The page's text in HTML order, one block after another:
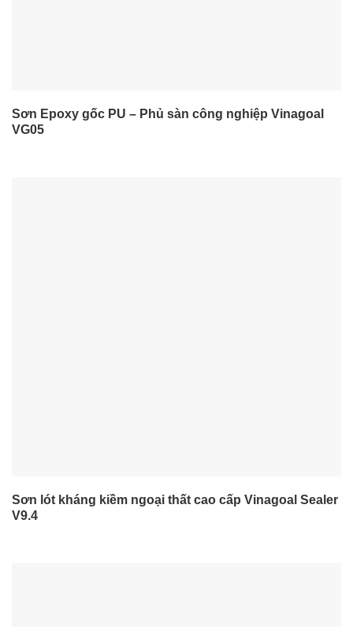
Sơn Epoxy gốc PU – Phủ sàn công nghiệp Vinagoal
VG05
Sơn lót kháng kiềm ngoại thất cao cấp Vinagoal Sealer
V9.4